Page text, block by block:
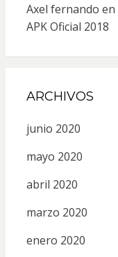
Axel fernando en
APK Oficial 2018
ARCHIVOS
junio 2020
mayo 2020
abril 2020
marzo 2020
enero 2020